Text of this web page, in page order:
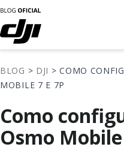
BLOG > DJI > COMO
MOBILE 7 E 7P
Como
Osmo Mobile